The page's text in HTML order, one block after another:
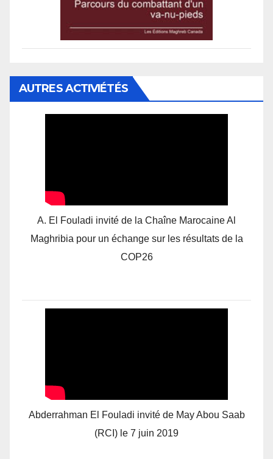
AUTRES ACTIVIÉTÉS
A. El Fouladi invité de la Chaîne Marocaine Al
Maghribia pour un échange sur les résultats de la
COP26
Abderrahman El Fouladi invité de May Abou Saab
(RCI) le 7 juin 2019